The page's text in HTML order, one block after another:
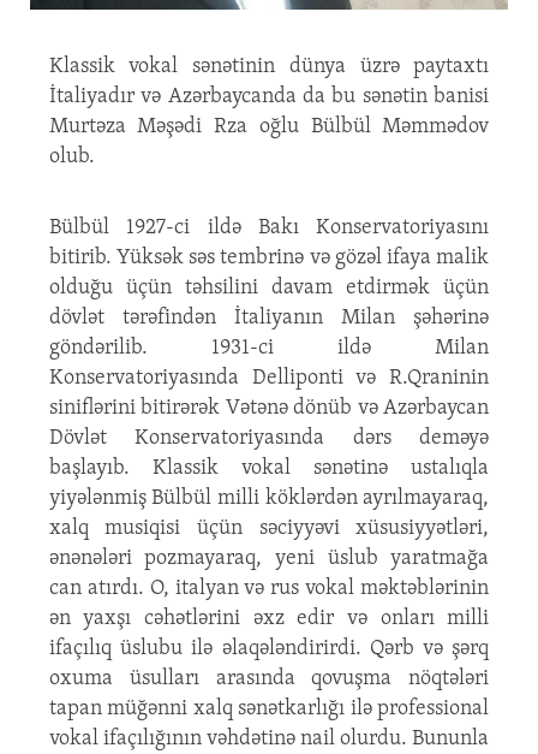
Klassik vokal sənətinin dünya üzrə paytaxtı
İtaliyadır və Azərbaycanda da bu sənətin banisi
Murtəza Məşədi Rza oğlu Bülbül Məmmədov
olub.
Bülbül 1927-ci ildə Bakı Konservatoriyasını
bitirib. Yüksək səs tembrinə və gözəl ifaya malik
olduğu üçün təhsilini davam etdirmək üçün
dövlət tərəfindən İtaliyanın Milan şəhərinə
göndərilib. 1931-ci ildə Milan
Konservatoriyasında Delliponti və R.Qraninin
siniflərini bitirərək Vətənə dönüb və Azərbaycan
Dövlət Konservatoriyasında dərs deməyə
başlayıb. Klassik vokal sənətinə ustalıqla
yiyələnmiş Bülbül milli köklərdən ayrılmayaraq,
xalq musiqisi üçün səciyyəvi xüsusiyyətləri,
ənənələri pozmayaraq, yeni üslub yaratmağa
can atırdı. O, italyan və rus vokal məktəblərinin
ən yaxşı cəhətlərini əxz edir və onları milli
ifaçılıq üslubu ilə əlaqələndirirdi. Qərb və şərq
oxuma üsulları arasında qovuşma nöqtələri
tapan müğənni xalq sənətkarlığı ilə professional
vokal ifaçılığının vəhdətinə nail olurdu. Bununla